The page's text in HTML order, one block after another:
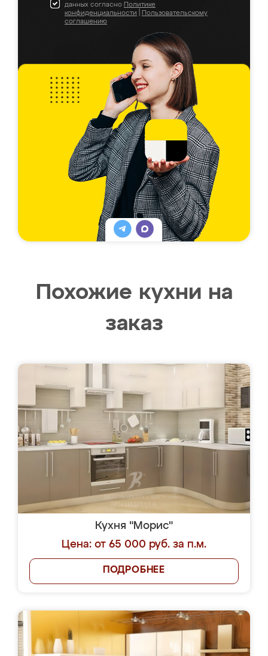
данных согласно Политике
конфиденциальности
Пользовательскому
соглашению
Похожие кухни на
заказ
Кухня "Морис"
Цена: от 65 000 руб. за п.м.
ПОДРОБНЕЕ